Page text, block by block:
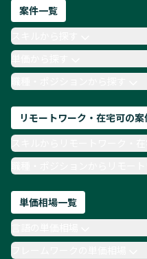
ネットワークエンジニア
AIエンジニア
Webデ
月収100万円 業務委託
TypeScript
Laravel
案件一覧
単価から探す
職種・ポジションから探す
リモートワーク・在宅可の
職種・ポジションからリモート
単価相場一覧